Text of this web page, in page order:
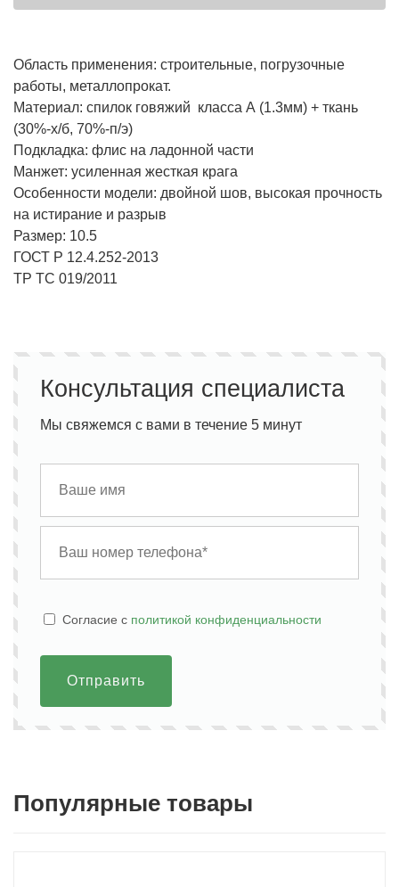
Область применения: строительные, погрузочные
работы, металлопрокат.
Материал: спилок говяжий класса А (1.3мм) + ткань
(30%-х/б, 70%-п/э)
Подкладка: флис на ладонной части
Манжет: усиленная жесткая крага
Особенности модели: двойной шов, высокая прочность
на истирание и разрыв
Размер: 10.5
ГОСТ Р 12.4.252-2013
ТР ТС 019/2011
Консультация специалиста
Мы свяжемся с вами в течение 5 минут
Cогласие с политикой конфиденциальности
Отправить
Популярные товары